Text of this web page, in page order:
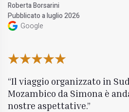
Roberta Borsarini
Pubblicato a luglio 2026
Google
Il viaggio organizzato in
Mozambico da Simona è
nostre aspettative.